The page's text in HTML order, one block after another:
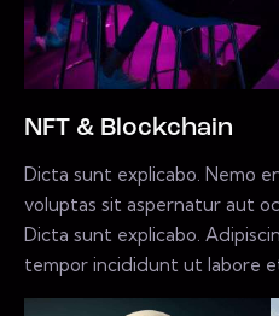
NFT & Blockchain
Dicta sunt explicabo. Nemo
voluptas sit aspernatur aut
Dicta sunt explicabo.
tempor incididunt ut labore